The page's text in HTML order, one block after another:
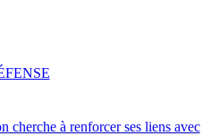
cherche à renforcer ses liens avec